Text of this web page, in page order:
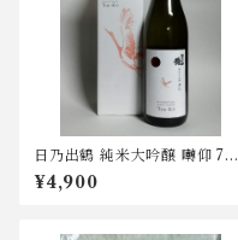
日乃出鶴 純米大吟醸 囀仰 720
ml
¥4,900